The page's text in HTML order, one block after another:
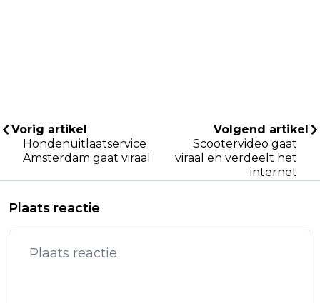
Vorig artikel
Hondenuitlaatservice
Amsterdam gaat viraal
Volgend artikel
Scootervideo gaat
viraal en verdeelt het
internet
Plaats reactie